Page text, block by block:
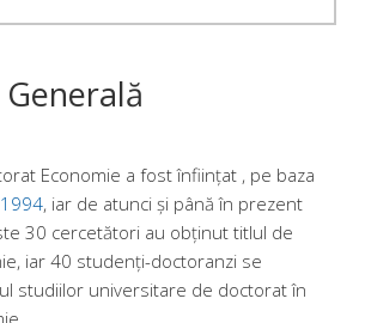
Economie a fost înființat , pe baza
, iar de atunci și până în prezent
30 cercetători au obținut titlul de
iar 40 studenți-doctoranzi se
studiilor universitare de doctorat în